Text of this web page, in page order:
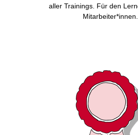
aller Trainings. Für den
Mitarbeiter*innen.